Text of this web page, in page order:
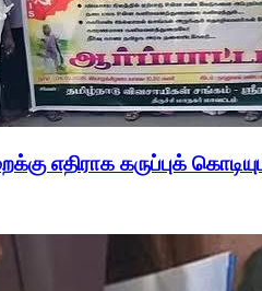
எதிராக கருப்புக்